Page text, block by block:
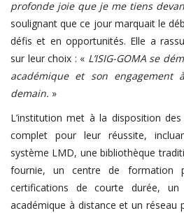
profonde joie que je me tiens
soulignant que ce jour marquait le
défis et en opportunités. Elle a
sur leur choix : « L’ISIG-GOMA se
académique et son
demain. »
L’institution met à la disposition
complet pour leur réussite,
système LMD, une bibliothèque
fournie, un centre de formation
certifications de courte durée,
académique à distance et un réseau